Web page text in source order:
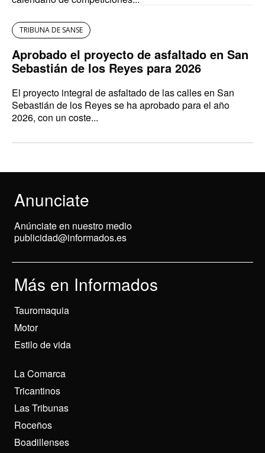
TRIBUNA DE SANSE
Aprobado el proyecto de asfaltado en San
Sebastián de los Reyes para 2026
El proyecto integral de asfaltado de las calles en San
Sebastián de los Reyes se ha aprobado para el año
2026, con un coste...
Anunciate
Anúnciate en nuestro medio
publicidad@informados.es
Más en Informados
Tauromaquia
Motor
Estilo de vida
La Comarca
Tricantinos
Las Tribunas
Roceños
Boadillenses